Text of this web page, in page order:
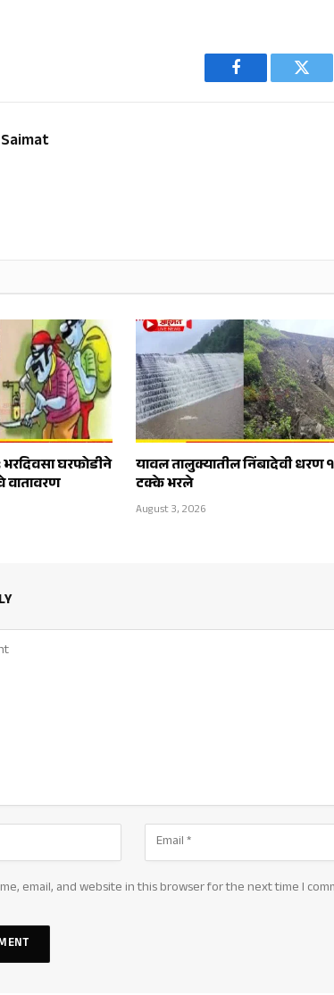
Facebook
Saimat
घरफोडीने
वातावरण
यावल तालुक्यातील निंबादेवी धरण
टक्के भरले
August 3, 2026
email, and website in this browser for the next time I